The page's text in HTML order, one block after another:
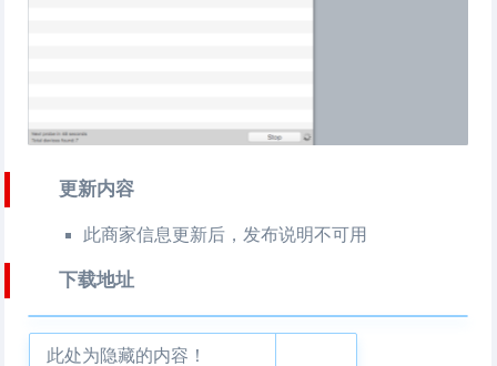
更新内容
此商家信息更新后，发布说明不可用
下载地址
此处为隐藏的内容！